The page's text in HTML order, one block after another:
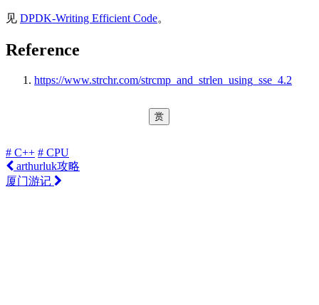
见 DPDK-Writing Efficient Code。
Reference
https://www.strchr.com/strcmp_and_strlen_using_sse_4.2
赏
# C++ # CPU
arthurluk攻略
厦门游记